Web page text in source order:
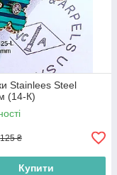
Stainlees Steel
(14-К)
125 ₴
Купити